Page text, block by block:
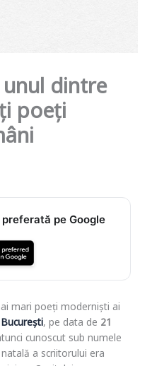
unul dintre
poeți
pe Google
mari poeți moderniști ai
București, pe data de 21
cunoscut sub numele
natală a scriitorului era